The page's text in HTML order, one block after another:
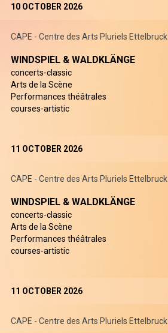
10 OCTOBER 2026
CAPE - Centre des Arts Pluriels Ettelbruck
WINDSPIEL & WALDKLÄNGE
concerts-classic
Arts de la Scène
Performances théâtrales
courses-artistic
11 OCTOBER 2026
CAPE - Centre des Arts Pluriels Ettelbruck
WINDSPIEL & WALDKLÄNGE
concerts-classic
Arts de la Scène
Performances théâtrales
courses-artistic
11 OCTOBER 2026
CAPE - Centre des Arts Pluriels Ettelbruck